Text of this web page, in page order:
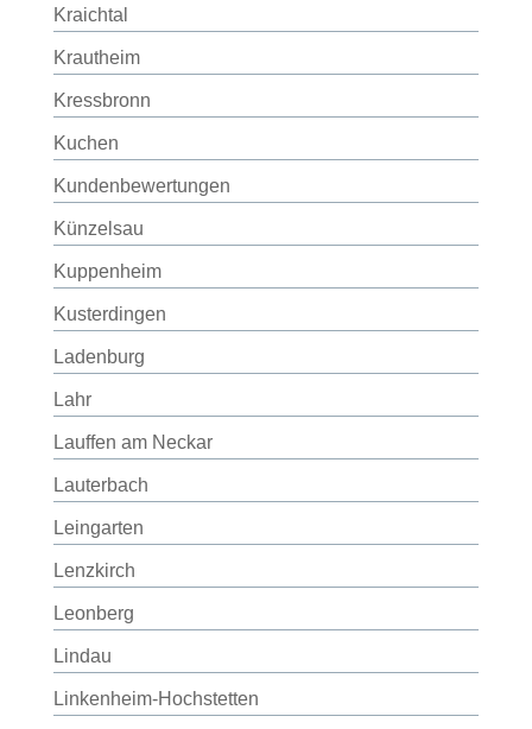
Kraichtal
Krautheim
Kressbronn
Kuchen
Kundenbewertungen
Künzelsau
Kuppenheim
Kusterdingen
Ladenburg
Lahr
Lauffen am Neckar
Lauterbach
Leingarten
Lenzkirch
Leonberg
Lindau
Linkenheim-Hochstetten